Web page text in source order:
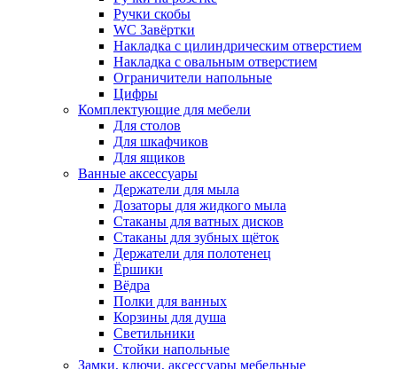
Ручки скобы
WC Завёртки
Накладка с цилиндрическим отверстием
Накладка с овальным отверстием
Ограничители напольные
Цифры
Комплектующие для мебели
Для столов
Для шкафчиков
Для ящиков
Ванные аксессуары
Держатели для мыла
Дозаторы для жидкого мыла
Стаканы для ватных дисков
Стаканы для зубных щёток
Держатели для полотенец
Ёршики
Вёдра
Полки для ванных
Корзины для душа
Светильники
Стойки напольные
Замки, ключи, аксессуары мебельные